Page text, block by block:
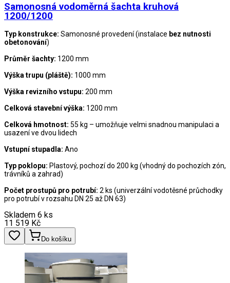
Samonosná vodoměrná šachta kruhová
1200/1200
Typ konstrukce: Samonosné provedení (instalace bez nutnosti
obetonování)
Průměr šachty: 1200 mm
Výška trupu (pláště): 1000 mm
Výška revizního vstupu: 200 mm
Celková stavební výška: 1200 mm
Celková hmotnost: 55 kg – umožňuje velmi snadnou manipulaci a
usazení ve dvou lidech
Vstupní stupadla: Ano
Typ poklopu: Plastový, pochozí do 200 kg (vhodný do pochozích zón,
trávníků a zahrad)
Počet prostupů pro potrubí: 2 ks (univerzální vodotěsné průchodky
pro potrubí v rozsahu DN 25 až DN 63)
Skladem 6 ks
11 519 Kč
Do košíku